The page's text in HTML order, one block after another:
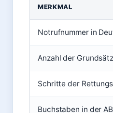
MERKMAL
Notrufnummer in
Anzahl der
Schritte der
Buchstaben in der